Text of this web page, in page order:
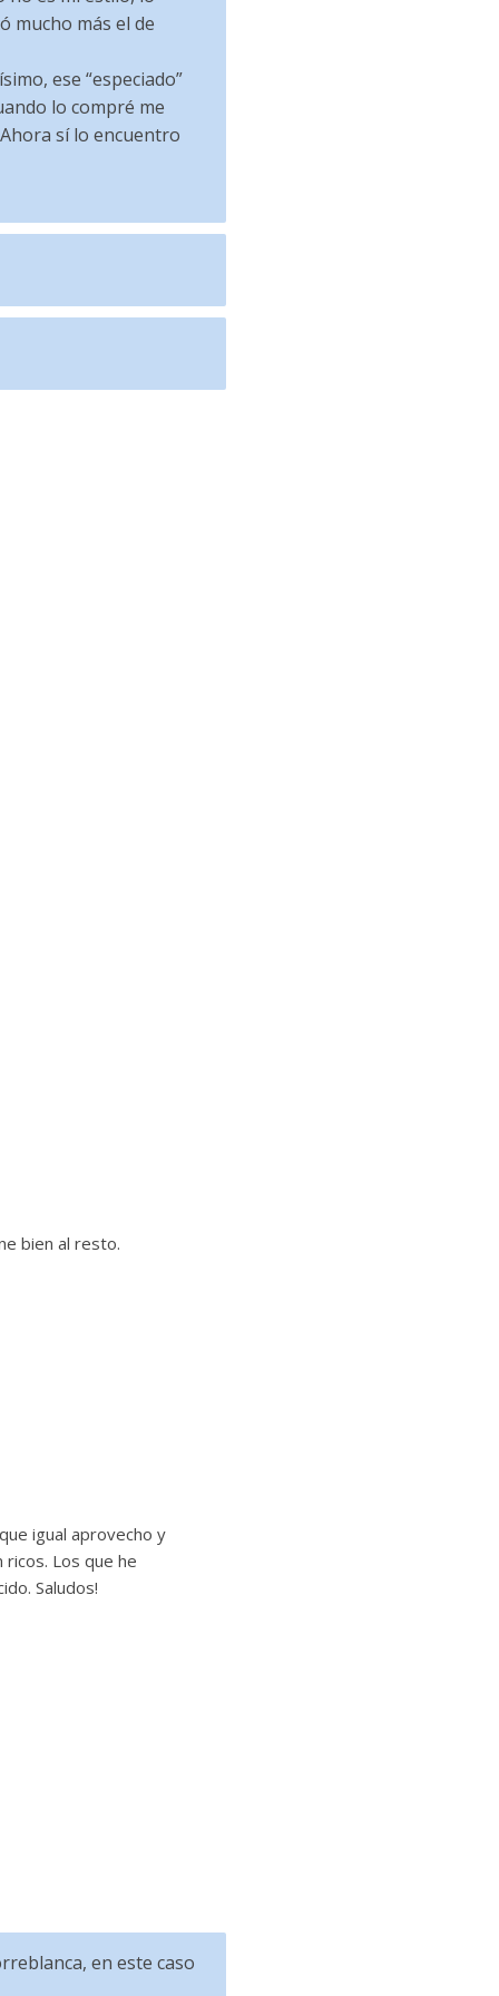
mucho más el de
ese “especiado”
lo compré me
sí lo encuentro
bien al resto.
igual aprovecho y
Los que he
Saludos!
en este caso